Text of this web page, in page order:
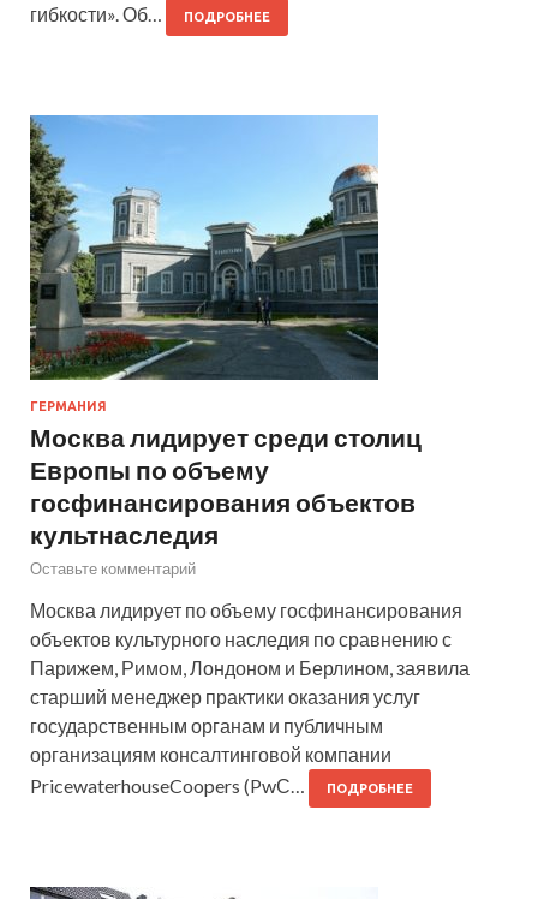
гибкости». Об…
ПОДРОБНЕЕ
ГЕРМАНИЯ
Москва лидирует среди столиц
Европы по объему
госфинансирования объектов
культнаследия
Оставьте комментарий
Москва лидирует по объему госфинансирования
объектов культурного наследия по сравнению с
Парижем, Римом, Лондоном и Берлином, заявила
старший менеджер практики оказания услуг
государственным органам и публичным
организациям консалтинговой компании
PricewaterhouseCoopers (PwС…
ПОДРОБНЕЕ